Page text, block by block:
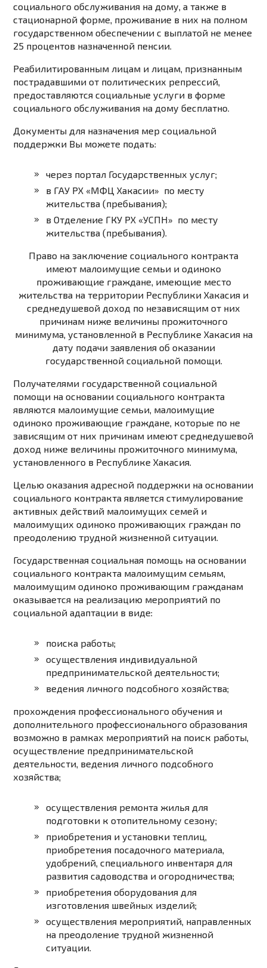
социального обслуживания на дому, а также в
стационарной форме, проживание в них на полном
государственном обеспечении с выплатой не менее
25 процентов назначенной пенсии.
Реабилитированным лицам и лицам, признанным
пострадавшими от политических репрессий,
предоставляются социальные услуги в форме
социального обслуживания на дому бесплатно.
Документы для назначения мер социальной
поддержки Вы можете подать:
через портал Государственных услуг;
в ГАУ РХ «МФЦ Хакасии» по месту
жительства (пребывания);
в Отделение ГКУ РХ «УСПН» по месту
жительства (пребывания).
Право на заключение социального контракта
имеют малоимущие семьи и одиноко
проживающие граждане, имеющие место
жительства на территории Республики Хакасия и
среднедушевой доход по независящим от них
причинам ниже величины прожиточного
минимума, установленной в Республике Хакасия на
дату подачи заявления об оказании
государственной социальной помощи.
Получателями государственной социальной
помощи на основании социального контракта
являются малоимущие семьи, малоимущие
одиноко проживающие граждане, которые по не
зависящим от них причинам имеют среднедушевой
доход ниже величины прожиточного минимума,
установленного в Республике Хакасия.
Целью оказания адресной поддержки на основании
социального контракта является стимулирование
активных действий малоимущих семей и
малоимущих одиноко проживающих граждан по
преодолению трудной жизненной ситуации.
Государственная социальная помощь на основании
социального контракта малоимущим семьям,
малоимущим одиноко проживающим гражданам
оказывается на реализацию мероприятий по
социальной адаптации в виде:
поиска работы;
осуществления индивидуальной
предпринимательской деятельности;
ведения личного подсобного хозяйства;
прохождения профессионального обучения и
дополнительного профессионального образования
возможно в рамках мероприятий на поиск работы,
осуществление предпринимательской
деятельности, ведения личного подсобного
хозяйства;
осуществления ремонта жилья для
подготовки к отопительному сезону;
приобретения и установки теплиц,
приобретения посадочного материала,
удобрений, специального инвентаря для
развития садоводства и огородничества;
приобретения оборудования для
изготовления швейных изделий;
осуществления мероприятий, направленных
на преодоление трудной жизненной
ситуации.